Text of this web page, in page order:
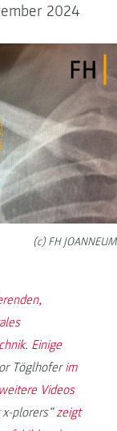
2024
(c) FH JOANNEUM
Einige
Töglhoferim
Videos
x-plorers“zeigt